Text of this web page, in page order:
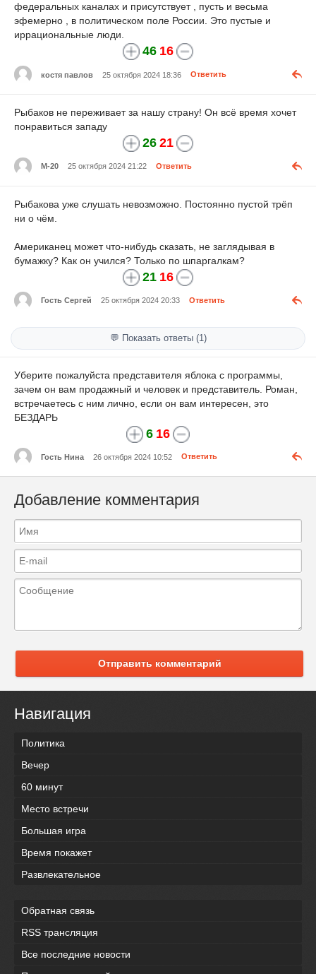
федеральных каналах и присутствует , пусть и весьма
эфемерно , в политическом поле России. Это пустые и
иррациональные люди.
46 16
костя павлов 25 октября 2024 18:36 Ответить
Рыбаков не переживает за нашу страну! Он всё время хочет
понравиться западу
26 21
М-20 25 октября 2024 21:22 Ответить
Рыбакова уже слушать невозможно. Постоянно пустой трёп
ни о чём.
Американец может что-нибудь сказать, не заглядывая в
бумажку? Как он учился? Только по шпаргалкам?
21 16
Гость Сергей 25 октября 2024 20:33 Ответить
💬 Показать ответы (1)
Уберите пожалуйста представителя яблока с программы,
зачем он вам продажный и человек и представитель. Роман,
встречаетесь с ним лично, если он вам интересен, это
БЕЗДАРЬ
6 16
Гость Нина 26 октября 2024 10:52 Ответить
Добавление комментария
Отправить комментарий
Навигация
Политика
Вечер
60 минут
Место встречи
Большая игра
Время покажет
Развлекательное
Обратная связь
RSS трансляция
Все последние новости